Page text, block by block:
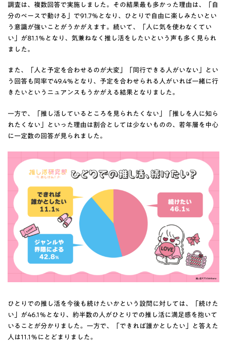
調査は、複数回答で実施しました。その結果最も多かった理由は、「自
分のペースで動ける」で91.7％となり、ひとりで自由に楽しみたいとい
う意識が強いことがうかがえます。続いて、「人に気を使わなくてい
い」が81.1％となり、気兼ねなく推し活をしたいという声も多く見られ
ました。
また、「人と予定を合わせるのが大変」「同行できる人がいない」とい
う回答も同率で49.4％となり、予定を合わせられる人がいれば一緒に行
きたいというニュアンスもうかがえる結果となりました。
一方で、「推し活しているところを見られたくない」「推しを人に知ら
れたくない」といった理由は割合としては少ないものの、若年層を中心
に一定数の回答が見られました。
ひとりでの推し活を今後も続けたいかという設問に対しては、「続けた
い」が46.1％となり、約半数の人がひとりでの推し活に満足感を抱いて
いることが分かりました。一方で、「できれば誰かとしたい」と答えた
人は11.1％にとどまりました。